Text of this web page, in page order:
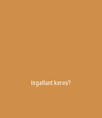
Ingatlant keres?